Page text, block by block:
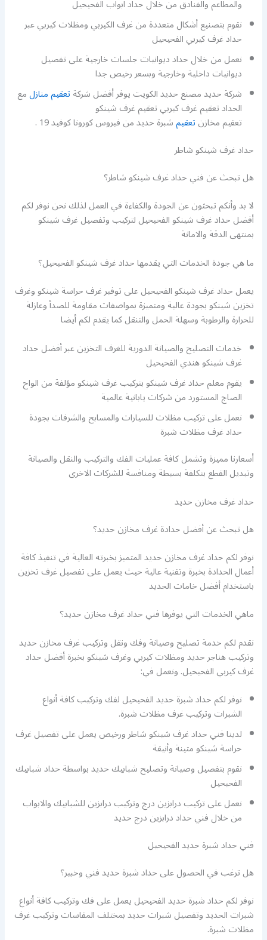
والمطاعم والفنادق من خلال حداد ابواب الفحيحيل
نقوم بتصنيع أشكال متعددة من غرف الكيربي ومظلات كيربي عبر
حداد غرف كيربي الفحيحيل
نعمل من خلال حداد ديوانيات جلسات خارجية على تفصيل
ديوانيات داخلية وخارجية وبسعر رخيص جدا
شركة حديد مصنع حديد الكويت يوفر أفضل شركةتعقيم منازلمع
الحداد تعقيم غرف كيربي تعقيم غرف شينكو
تعقيم مخازنتعقيمشبرة حديد من فيروس كورونا كوفيد 19 .
حداد غرف شينكو شاطر
هل تبحث عن فني حداد غرف شينكو شاطر؟
لا بد وأنكم تبحثون عن الجودة والكفاءة في العمل لذلك نحن نوفر لكم
أفضل حداد غرف شينكو الفحيحيل لتركيب وتفصيل غرف شينكو
بمنتهى الدقة والامانة
ما هي جودة الخدمات التي يقدمها حداد غرف شينكو الفحيحيل؟
يعمل حداد غرف شينكو الفحيحيل على توفير غرف حراسة شينكو وغرف
تخزين شينكو بجودة عالية ومتميزة بمواصفات مقاومة للصدأ وعازلة
للحرارة والرطوبة وسهلة الحمل والتنقل كما يقدم لكم أيضا
خدمات التصليح والصيانة الدورية للغرف التخزين عبر أفضل حداد
غرف شينكو هندي الفحيحيل
يقوم معلم حداد غرف شينكو بتركيب غرف شينكو مؤلفة من الواح
الصاج المستورد من شركات يابانية عالمية
نعمل على تركيب مظلات للسيارات والمسابح والشرفات بجودة
حداد غرف مظلات شبرة
أسعارنا مميزة وتشمل كافة عمليات الفك والتركيب والنقل والصيانة
وتبديل القطع بتكلفة بسيطة ومنافسة للشركات الاخرى
حداد غرف مخازن حديد
هل تبحث عن أفضل حدادة غرف مخازن حديد؟
نوفر لكم حداد غرف مخازن حديد المتميز بخبرته العالية في تنفيذ كافة
أعمال الحدادة بخبرة وتقنية عالية حيث يعمل على تفصيل غرف تخزين
باستخدام أفضل خامات الحديد
ماهي الخدمات التي يوفرها فني حداد غرف مخازن حديد؟
نقدم لكم خدمة تصليح وصيانة وفك ونقل وتركيب غرف مخازن حديد
وتركيب هناجر حديد ومظلات كيربي وغرف شينكو بخبرة أفضل حداد
غرف كيربي الفحيحيل. ونعمل في:
نوفر لكم حداد شبرة حديد الفحيحيل لفك وتركيب كافة أنواع
الشبرات وتركيب غرف مظلات شبرة.
لدينا فني حداد غرف شينكو شاطر ورخيص يعمل على تفصيل غرف
حراسة شينكو متينة وأنيقة
نقوم بتفصيل وصيانة وتصليح شبابيك حديد بواسطة حداد شبابيك
الفحيحيل
نعمل على تركيب درابزين درج وتركيب درابزين للشبابيك والابواب
من خلال فني حداد درابزين درج حديد
فني حداد شبرة حديد الفحيحيل
هل ترغب في الحصول على حداد شبرة حديد فني وخبير؟
نوفر لكم حداد شبرة حديد الفحيحيل يعمل على فك وتركيب كافة أنواع
شبرات الحديد وتفصيل شبرات حديد بمختلف المقاسات وتركيب غرف
مظلات شبرة.